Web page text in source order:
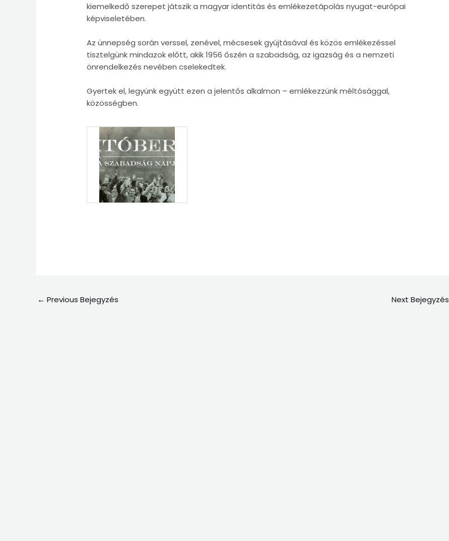
kiemelkedő szerepet játszik a magyar identitás és emlékezetápolás nyugat-európai
képviseletében.
Az ünnepség során verssel, zenével, mécsesek gyújtásával és közös emlékezéssel
tisztelgünk mindazok előtt, akik 1956 őszén a szabadság, az igazság és a nemzeti
önrendelkezés nevében cselekedtek.
Gyertek el, legyünk együtt ezen a jelentős alkalmon – emlékezzünk méltósággal,
közösségben.
← Previous Bejegyzés Next Bejegyzés